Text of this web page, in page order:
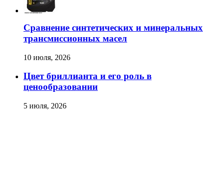
Сравнение синтетических и минеральных
трансмиссионных масел
10 июля, 2026
Цвет бриллианта и его роль в
ценообразовании
5 июля, 2026